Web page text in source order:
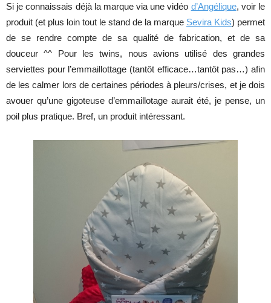
Si je connaissais déjà la marque via une vidéo d’Angélique, voir le
produit (et plus loin tout le stand de la marque Sevira Kids) permet
de se rendre compte de sa qualité de fabrication, et de sa
douceur ^^ Pour les twins, nous avions utilisé des grandes
serviettes pour l’emmaillottage (tantôt efficace…tantôt pas…) afin
de les calmer lors de certaines périodes à pleurs/crises, et je dois
avouer qu’une gigoteuse d’emmaillotage aurait été, je pense, un
poil plus pratique. Bref, un produit intéressant.